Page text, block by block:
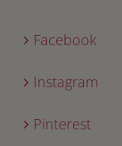
Facebook
Instagram
Pinterest